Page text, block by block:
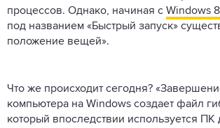
процессов. Однако, начиная с Windows
под названием «Быстрый запуск»
положение вещей».
Что же происходит сегодня?
компьютера на Windows создает файл
который впоследствии используется ПК